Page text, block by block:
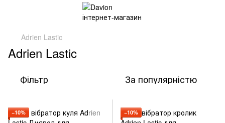
Adrien Lastic
Adrien Lastic
Фільтр За популярністю
−10% −10%